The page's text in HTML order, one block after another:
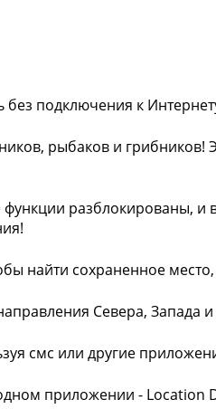
подключения к
рыбаков и грибников!
разблокированы,
найти сохраненное
Севера, Запада и
смс или другие
приложении - Location